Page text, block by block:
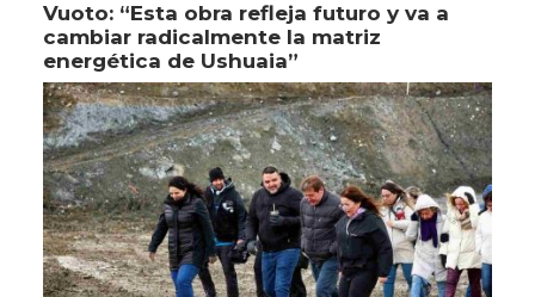
Vuoto: “Esta obra refleja futuro y va a
cambiar radicalmente la matriz
energética de Ushuaia”